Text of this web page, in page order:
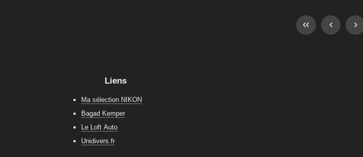
Liens
Ma sélection NIKON
Bagad Kemper
Le Loft Auto
Unidivers.fr